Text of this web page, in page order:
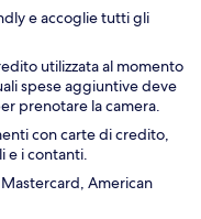
e accoglie tutti gli
utilizzata al momento
spese aggiuntive deve
prenotare la camera.
con carte di credito,
e i contanti.
American